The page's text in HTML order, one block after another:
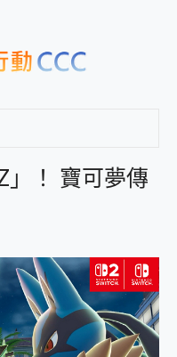
」！ 寶可夢傳